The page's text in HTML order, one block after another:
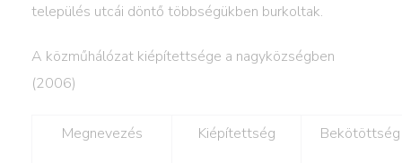
település utcái döntő többségükben burkoltak.
A közműhálózat kiépítettsége a nagyközségben
(2006)
Megnevezés Kiépítettség Bekötöttség